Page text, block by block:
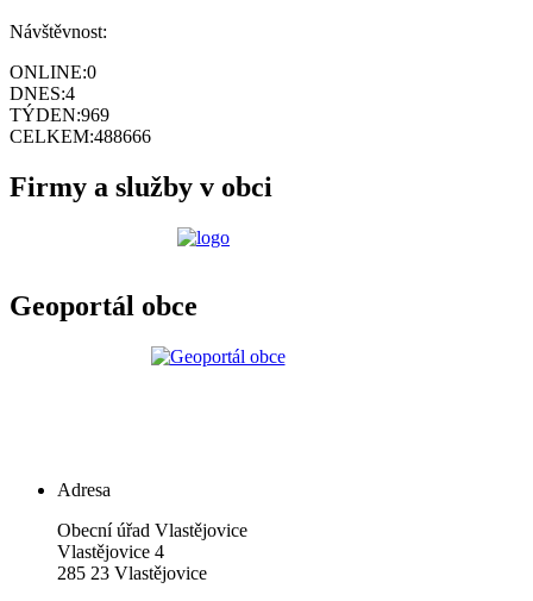
Návštěvnost:
ONLINE:0
DNES:4
TÝDEN:969
CELKEM:488666
Firmy a služby v obci
Geoportál obce
Adresa
Obecní úřad Vlastějovice
Vlastějovice 4
285 23 Vlastějovice